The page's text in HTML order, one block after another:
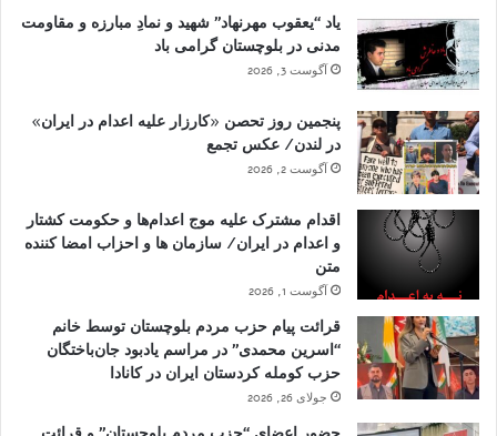
یاد “یعقوب مهرنهاد” شهید و نمادِ مبارزه و مقاومت
مدنی در بلوچستان گرامی باد
آگوست 3, 2026
پنجمین روز تحصن «کارزار علیه اعدام در ایران»
در لندن/ عکس تجمع
آگوست 2, 2026
اقدام مشترک علیه موج اعدام‌ها و حکومت کشتار
و اعدام در ایران/ سازمان ها و احزاب امضا کننده
متن
آگوست 1, 2026
قرائت پیام حزب مردم بلوچستان توسط خانم
“اسرین محمدی” در مراسم یادبود جان‌باختگان
حزب کومله کردستان ایران در کانادا
جولای 26, 2026